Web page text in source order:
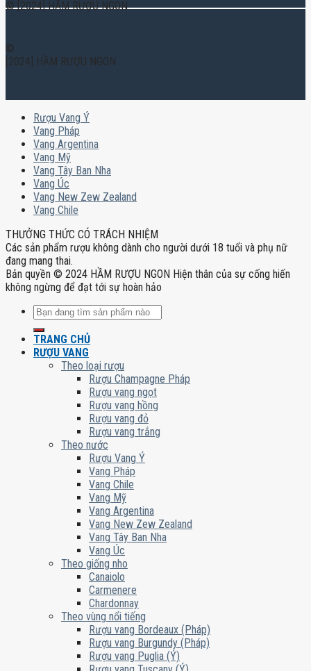
© [2024] HẦM RƯỢU NGON
©
[2024] HẦM RƯỢU NGON
Rượu Vang Ý
Vang Pháp
Vang Argentina
Vang Mỹ
Vang Tây Ban Nha
Vang Úc
Vang New Zew Zealand
Vang Chile
THƯỞNG THỨC CÓ TRÁCH NHIỆM
Các sản phẩm rượu không dành cho người dưới 18 tuổi và phụ nữ
đang mang thai.
Bản quyền © 2024 HẦM RƯỢU NGON Hiện thân của sự cống hiến
không ngừng để đạt tới sự hoàn hảo
Tìm
TRANG CHỦ
RƯỢU VANG
Theo loại rượu
Rượu Champagne Pháp
Rượu vang ngọt
Rượu vang hồng
Rượu vang đỏ
Rượu vang trắng
Theo nước
Rượu Vang Ý
Vang Pháp
Vang Chile
Vang Mỹ
Vang Argentina
Vang New Zew Zealand
Vang Tây Ban Nha
Vang Úc
Theo giống nho
Canaiolo
Carmenere
Chardonnay
Theo vùng nổi tiếng
Rượu vang Bordeaux (Pháp)
Rượu vang Burgundy (Pháp)
Rượu vang Puglia (Ý)